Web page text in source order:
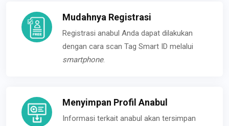
Mudahnya Registrasi
Registrasi anabul Anda dapat dilakukan
dengan cara scan Tag Smart ID melalui
smartphone.
Menyimpan Profil Anabul
Informasi terkait anabul akan tersimpan